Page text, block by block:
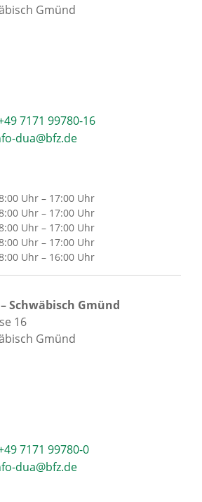
Gmünd
Uhr – 17:00 Uhr
Uhr – 17:00 Uhr
Uhr – 17:00 Uhr
Uhr – 17:00 Uhr
Uhr – 16:00 Uhr
7171 99780-16
dua@bfz.de
Schwäbisch Gmünd
16
Gmünd
7171 99780-0
dua@bfz.de